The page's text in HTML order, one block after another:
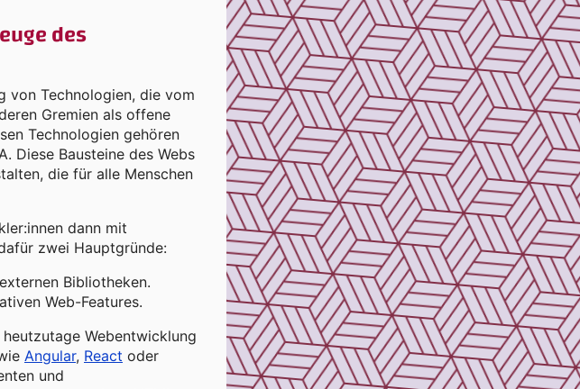
des
von Technologien, die vom
Gremien als offene
Technologien gehören
Diese Bausteine des Webs
die für alle Menschen
dann mit
zwei Hauptgründe:
Bibliotheken.
Web-Features.
Webentwicklung
Angular, React oder
und